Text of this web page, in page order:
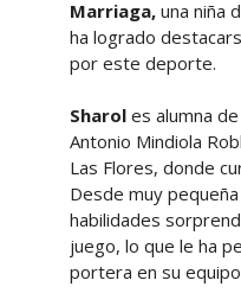
Marriaga,una niña
ha logrado
por este deporte.
Sharol es alumna
Antonio Mindiola
Las Flores, donde
Desde muy
habilidades
juego, lo que le ha
portera en su